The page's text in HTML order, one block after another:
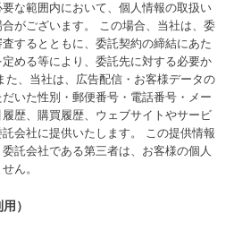
な範囲内において、個人情報の取扱い
がございます。 この場合、当社は、委
するとともに、委託契約の締結にあた
める等により、委託先に対する必要か
た、当社は、広告配信・お客様データの
いた性別・郵便番号・電話番号・メー
歴、購買履歴、ウェブサイトやサービ
会社に提供いたします。 この提供情報
託会社である第三者は、お客様の個人
ん。
）